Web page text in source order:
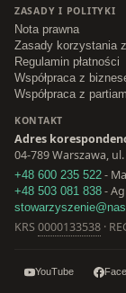
ZASADY I POLITYKI
Nota prawna
Zasady korzystania
Regulamin płatności
Współpraca z
Współpraca z
KONTAKT
Adres
04-789 Warszawa,
+48 600 235 522 -
+48 503 081 838 -
KRS0000133538 ·
YouTube